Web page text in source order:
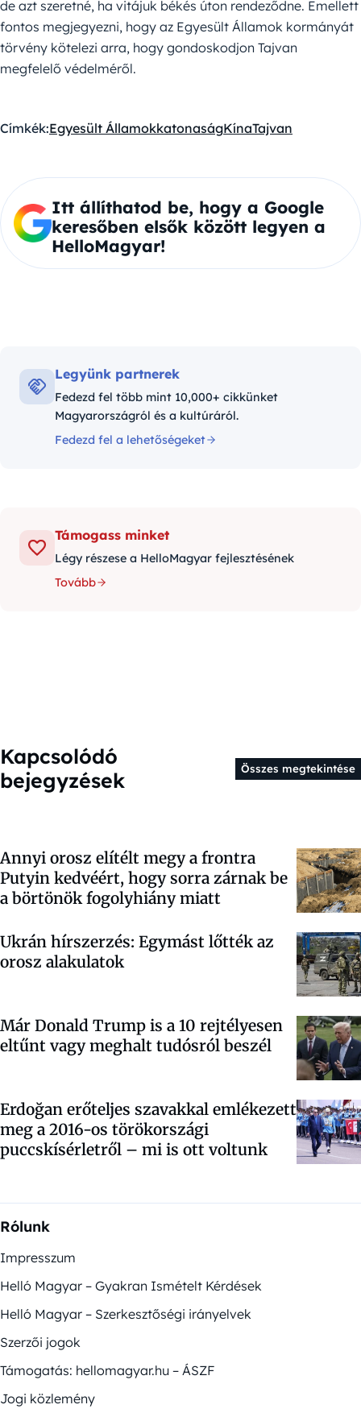
de azt szeretné, ha vitájuk békés úton rendeződne. Emellett
fontos megjegyezni, hogy az Egyesült Államok kormányát
törvény kötelezi arra, hogy gondoskodjon Tajvan
megfelelő védelméről.
Címkék:Egyesült ÁllamokkatonaságKínaTajvan
Itt állíthatod be, hogy a Google
keresőben elsők között legyen a
HelloMagyar!
Legyünk partnerek
Fedezd fel több mint 10,000+ cikkünket
Magyarországról és a kultúráról.
Fedezd fel a lehetőségeket
Támogass minket
Légy részese a HelloMagyar fejlesztésének
Tovább
Kapcsolódó
bejegyzések
Összes megtekintése
Annyi orosz elítélt megy a frontra
Putyin kedvéért, hogy sorra zárnak be
a börtönök fogolyhiány miatt
Ukrán hírszerzés: Egymást lőtték az
orosz alakulatok
Már Donald Trump is a 10 rejtélyesen
eltűnt vagy meghalt tudósról beszél
Erdoğan erőteljes szavakkal emlékezett
meg a 2016-os törökországi
puccskísérletről – mi is ott voltunk
Rólunk
Impresszum
Helló Magyar – Gyakran Ismételt Kérdések
Helló Magyar – Szerkesztőségi irányelvek
Szerzői jogok
Támogatás: hellomagyar.hu – ÁSZF
Jogi közlemény